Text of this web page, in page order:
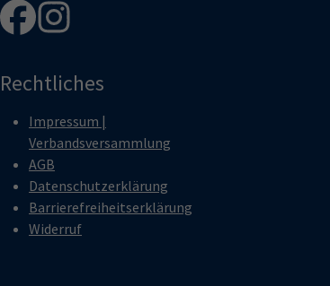
Rechtliches
Impressum |
Verbandsversammlung
AGB
Datenschutzerklärung
Barrierefreiheitserklärung
Widerruf